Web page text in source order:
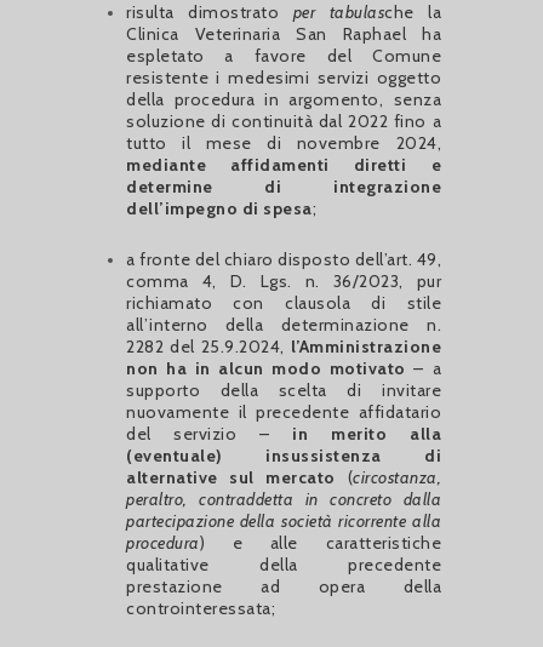
risulta dimostrato per tabulasche la
Clinica Veterinaria San Raphael ha
espletato a favore del Comune
resistente i medesimi servizi oggetto
della procedura in argomento, senza
soluzione di continuità dal 2022 fino a
tutto il mese di novembre 2024,
mediante affidamenti diretti e
determine di integrazione
dell’impegno di spesa;
a fronte del chiaro disposto dell’art. 49,
comma 4, D. Lgs. n. 36/2023, pur
richiamato con clausola di stile
all’interno della determinazione n.
2282 del 25.9.2024, l’Amministrazione
non ha in alcun modo motivato – a
supporto della scelta di invitare
nuovamente il precedente affidatario
del servizio – in merito alla
(eventuale) insussistenza di
alternative sul mercato
(circostanza,
peraltro, contraddetta in concreto dalla
partecipazione della società ricorrente alla
procedura) e alle caratteristiche
qualitative della precedente
prestazione ad opera della
controinteressata;